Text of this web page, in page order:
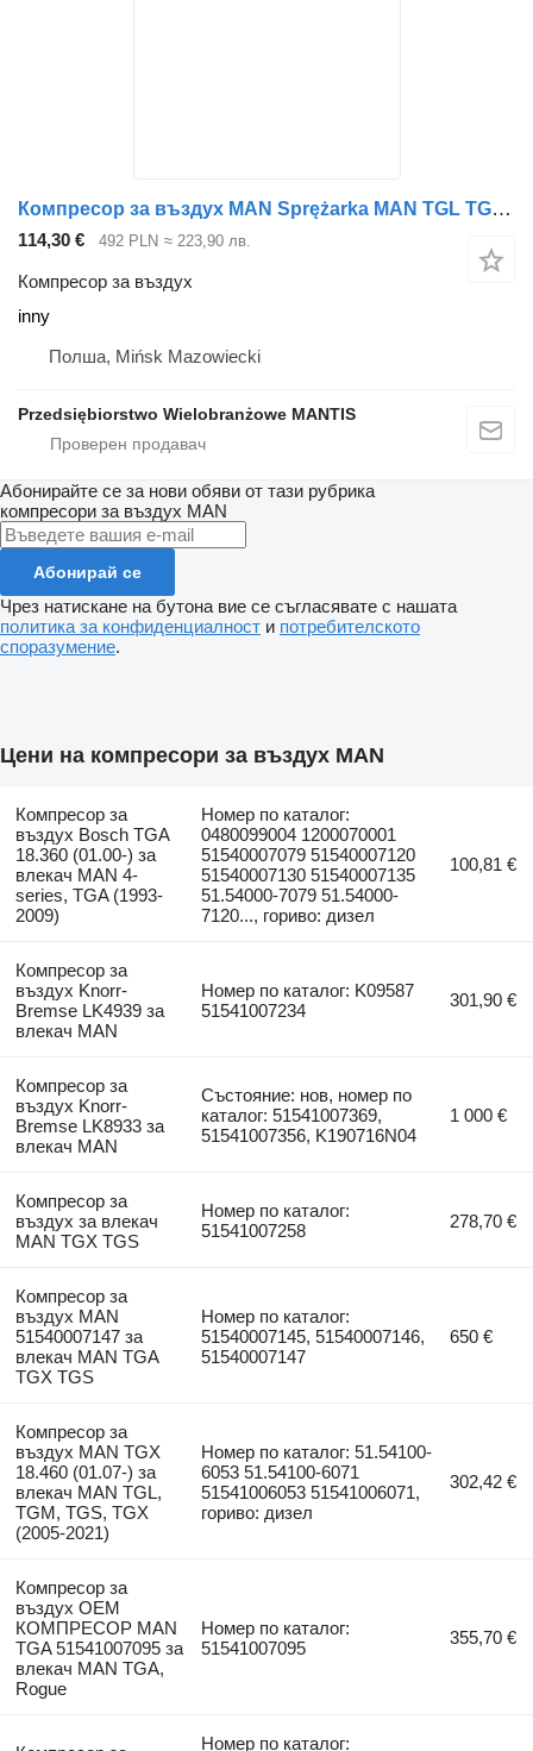
Компресор за въздух MAN Sprężarka MAN TGL TGM D0836 inny за влекач
114,30 € 492 PLN ≈ 223,90 лв.
Компресор за въздух
inny
Полша, Mińsk Mazowiecki
Przedsiębiorstwo Wielobranżowe MANTIS
Абонирайте се за нови обяви от тази рубрика
компресори за въздух MAN
Абонирай се
Чрез натискане на бутона вие се съгласявате с нашата
политика за конфиденциалност и потребителското
споразумение.
Цени на компресори за въздух MAN
Компресор за
въздух Bosch TGA
18.360 (01.00-) за
влекач MAN 4-
series, TGA (1993-
2009)
Номер по каталог:
0480099004 1200070001
51540007079 51540007120
51540007130 51540007135
51.54000-7079 51.54000-
7120..., гориво: дизел
100,81 €
Компресор за
въздух Knorr-
Bremse LK4939 за
влекач MAN
Номер по каталог: K09587
51541007234
301,90 €
Компресор за
въздух Knorr-
Bremse LK8933 за
влекач MAN
Състояние: нов, номер по
каталог: 51541007369,
51541007356, K190716N04
1 000 €
Компресор за
въздух за влекач
MAN TGX TGS
Номер по каталог:
51541007258
278,70 €
Компресор за
въздух MAN
51540007147 за
влекач MAN TGA
TGX TGS
Номер по каталог:
51540007145, 51540007146,
51540007147
650 €
Компресор за
въздух MAN TGX
18.460 (01.07-) за
влекач MAN TGL,
TGM, TGS, TGX
(2005-2021)
Номер по каталог: 51.54100-
6053 51.54100-6071
51541006053 51541006071,
гориво: дизел
302,42 €
Компресор за
въздух OEM
КОМПРЕСОР MAN
TGA 51541007095 за
влекач MAN TGA,
Rogue
Номер по каталог:
51541007095
355,70 €
Номер по каталог: